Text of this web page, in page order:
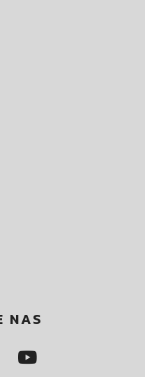
NAS